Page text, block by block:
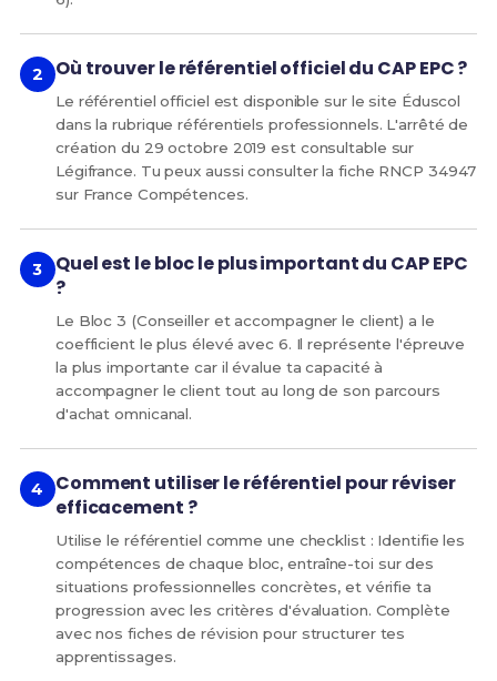
Où trouver le référentiel officiel du CAP EPC ?
Le référentiel officiel est disponible sur le site Éduscol
dans la rubrique référentiels professionnels. L'arrêté de
création du 29 octobre 2019 est consultable sur
Légifrance. Tu peux aussi consulter la fiche RNCP 34947
sur France Compétences.
Quel est le bloc le plus important du CAP EPC
?
Le Bloc 3 (Conseiller et accompagner le client) a le
coefficient le plus élevé avec 6. Il représente l'épreuve
la plus importante car il évalue ta capacité à
accompagner le client tout au long de son parcours
d'achat omnicanal.
Comment utiliser le référentiel pour réviser
efficacement ?
Utilise le référentiel comme une checklist : Identifie les
compétences de chaque bloc, entraîne-toi sur des
situations professionnelles concrètes, et vérifie ta
progression avec les critères d'évaluation. Complète
avec nos fiches de révision pour structurer tes
apprentissages.